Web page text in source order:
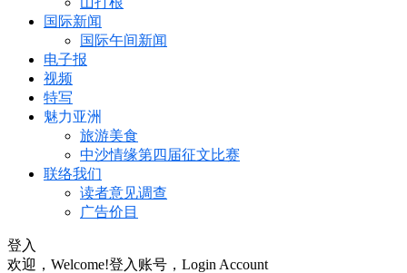
国际新闻
国际午间新闻
电子报
视频
特写
魅力亚洲
旅游美食
中沙情缘第四届征文比赛
联络我们
读者意见调查
广告价目
登入
欢迎，Welcome!登入账号，Login Account